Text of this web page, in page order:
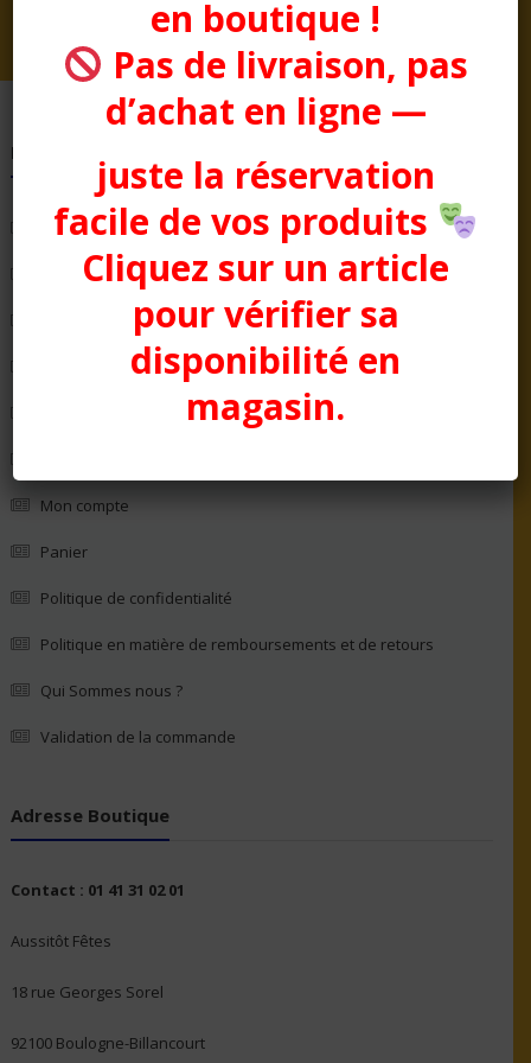
Pages
Bienvenue chez Aussitôt Fêtes
Condition générale de Vente
COTTON CLUB
Evénementiel
Mon compte
Panier
Politique de confidentialité
Politique en matière de remboursements et de retours
Qui Sommes nous ?
Validation de la commande
Adresse Boutique
Contact : 01 41 31 02 01
Aussitôt Fêtes
18 rue Georges Sorel
92100 Boulogne-Billancourt
en boutique !
Pas de livraison, pas
d’achat en ligne —
juste la réservation
facile de vos produits
Cliquez sur un article
pour vérifier sa
disponibilité en
magasin.